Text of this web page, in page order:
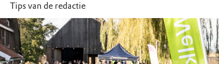
Tips van de redactie